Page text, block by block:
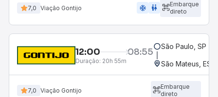
7,0 Viação Gontijo ac_unit wc
Embarque
direto
12:00 08:55
Duração: 20h 55m
São Paulo, SP -
São Mateus, ES -
7,0 Viação Gontijo
Embarque
direto